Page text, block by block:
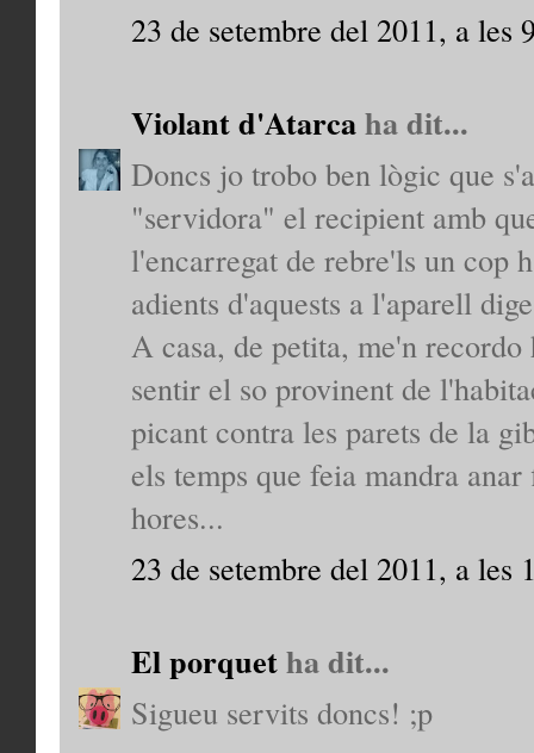
23 de setembre del 2011, a les
Violant d'Atarcaha dit...
Doncs jo trobo ben lògic que
"servidora" el recipient amb
l'encarregat de rebre'ls un cop
adients d'aquests a l'aparell
A casa, de petita, me'n
sentir el so provinent de
picant contra les parets de la
els temps que feia mandra
hores...
23 de setembre del 2011, a les
El porquetha dit...
Sigueu servits doncs! ;p